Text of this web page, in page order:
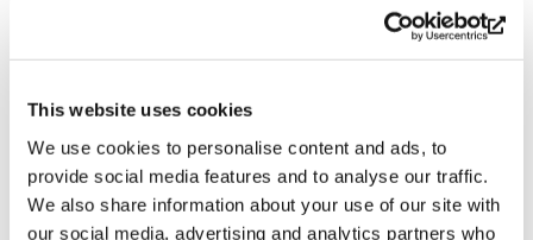
This website uses cookies
We use cookies to personalise content and ads, to
provide social media features and to analyse our traffic.
We also share information about your use of our site with
our social media, advertising and analytics partners who
sähköpostivahvistuksen. Vahvistus
tapahtuu maksamalla paikkamaksun
LUX Joulumarkkinat
"*" näyttää pakolliset kentät
Yhteyshenkilön nimi*